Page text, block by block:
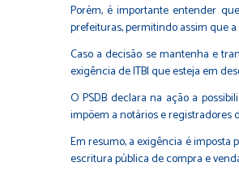
Porém, é importante entender
prefeituras, permitindo assim que
Caso a decisão se mantenha e
exigência de ITBI que esteja em
O PSDB declara na ação a
impõem a notários e registradores
Em resumo, a exigência é imposta
escritura pública de compra e